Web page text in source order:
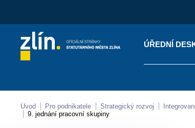
ÚŘEDNÍ
Kontakty
Úvod Pro podnikatele Strategický rozvoj
9. jednání pracovní skupiny